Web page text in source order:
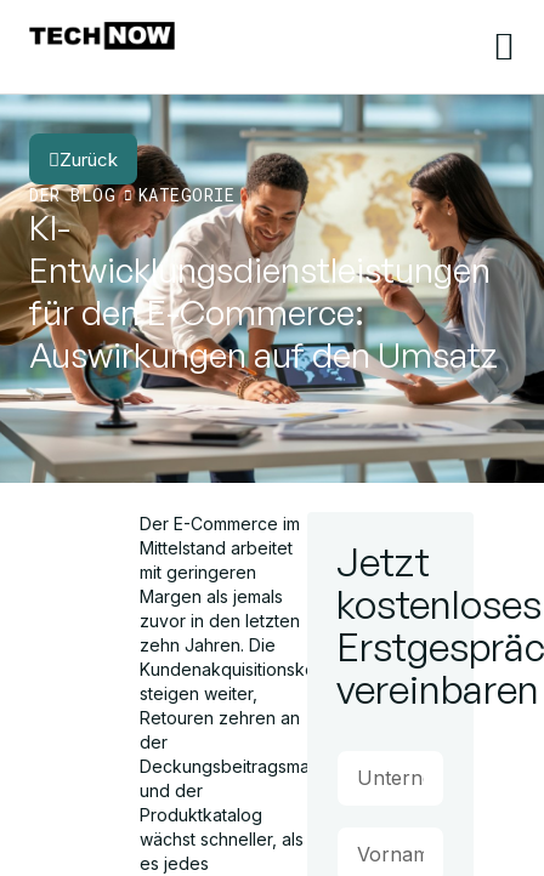
Zurück
DER BLOG
KATEGORIE
KI-
Entwicklungsdienstleistungen
für den E-Commerce:
Auswirkungen auf den Umsatz
Der E-Commerce im
Mittelstand arbeitet
mit geringeren
Margen als jemals
zuvor in den letzten
zehn Jahren. Die
Kundenakquisitionskosten
steigen weiter,
Retouren zehren an
der
Deckungsbeitragsmarge,
und der
Produktkatalog
wächst schneller, als
es jedes
Jetzt
kostenloses
vereinbaren